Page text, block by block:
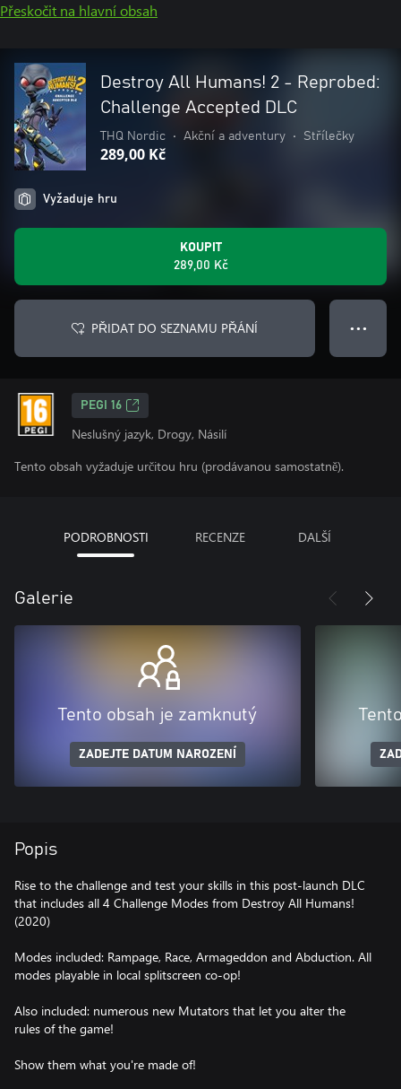
Přeskočit na hlavní obsah
Destroy All Humans! 2 - Reprobed:
Challenge Accepted DLC
THQ Nordic • Akční a adventury • Střílečky
289,00 Kč
Vyžaduje hru
KOUPIT
289,00 Kč
PŘIDAT DO SEZNAMU PŘÁNÍ ● ● ●
PEGI 16
Neslušný jazyk, Drogy, Násilí
Tento obsah vyžaduje určitou hru (prodávanou samostatně).
PODROBNOSTI RECENZE DALŠÍ
Galerie
Tento obsah je zamknutý
ZADEJTE DATUM NAROZENÍ
Popis
Rise to the challenge and test your skills in this post-launch DLC
that includes all 4 Challenge Modes from Destroy All Humans!
(2020)
Modes included: Rampage, Race, Armageddon and Abduction. All
modes playable in local splitscreen co-op!
Also included: numerous new Mutators that let you alter the
rules of the game!
Show them what you're made of!